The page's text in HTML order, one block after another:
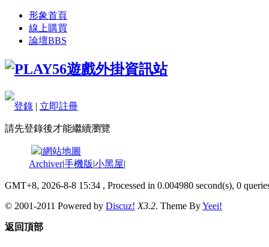
形象首頁
線上購買
論壇BBS
登錄 | 立即註冊
請先登錄後才能繼續瀏覽
|網站地圖
Archiver|手機版|小黑屋|
GMT+8, 2026-8-8 15:34 , Processed in 0.004980 second(s), 0
© 2001-2011 Powered by Discuz! X3.2. Theme ByYeei!
返回頂部